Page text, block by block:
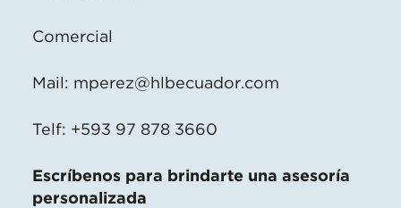
Comercial
Mail: mperez@hlbecuador.com
Telf: +593 97 878 3660
Escríbenos para brindarte una asesoría
personalizada